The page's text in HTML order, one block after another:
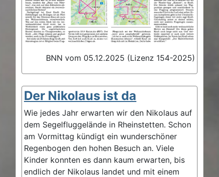
BNN vom 05.12.2025 (Lizenz 154-2025)
Der Nikolaus ist da
Wie jedes Jahr erwarten wir den Nikolaus auf
dem Segelfluggelände in Rheinstetten. Schon
am Vormittag kündigt ein wunderschöner
Regenbogen den hohen Besuch an. Viele
Kinder konnten es dann kaum erwarten, bis
endlich der Nikolaus landet und mit einem